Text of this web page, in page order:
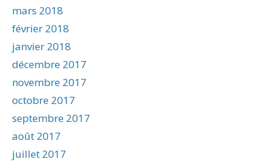
mars 2018
février 2018
janvier 2018
décembre 2017
novembre 2017
octobre 2017
septembre 2017
août 2017
juillet 2017